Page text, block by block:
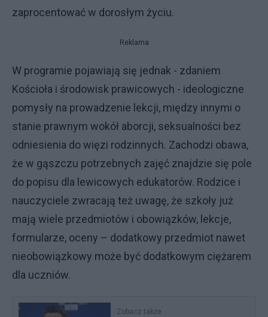
zaprocentować w dorosłym życiu.
Reklama
W programie pojawiają się jednak - zdaniem
Kościoła i środowisk prawicowych - ideologiczne
pomysły na prowadzenie lekcji, między innymi o
stanie prawnym wokół aborcji, seksualności bez
odniesienia do więzi rodzinnych. Zachodzi obawa,
że w gąszczu potrzebnych zajęć znajdzie się pole
do popisu dla lewicowych edukatorów. Rodzice i
nauczyciele zwracają też uwagę, że szkoły już
mają wiele przedmiotów i obowiązków, lekcje,
formularze, oceny – dodatkowy przedmiot nawet
nieobowiązkowy może być dodatkowym ciężarem
dla uczniów.
Zobacz także